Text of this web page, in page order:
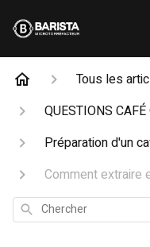
Tous les
QUESTIONS CAFÉ
Préparation d'un
Comment extraire
Chercher